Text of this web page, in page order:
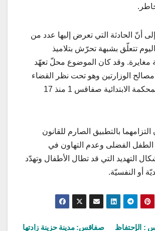
أنّ الحادثة التي تعرض إليها عدد من
تتعلّق بشبهة تحرّش بتلاميذ
مغايرة. وقد كان الموضوع محلّ تعهّد
الوزارتين وهو تحت نظر القضاء
على مستوى المحكمة الابتدائية صفاقس 1 منذ 17
التزامهما بالتطبيق الصارم للقانون
الفضلى وعدم التهاون في
التهديد التي قد تطال الأطفال وتهدّد
أو النفسيّة.
صفاقس: مدينة حزينة زادتها
: الإحتفاظ